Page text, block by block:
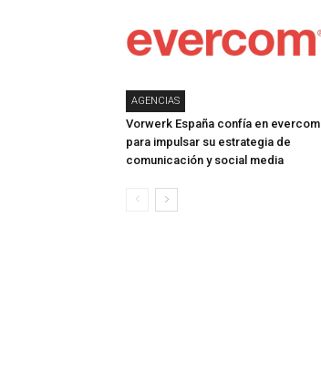
AGENCIAS
Vorwerk España confía en evercom
para impulsar su estrategia de
comunicación y social media